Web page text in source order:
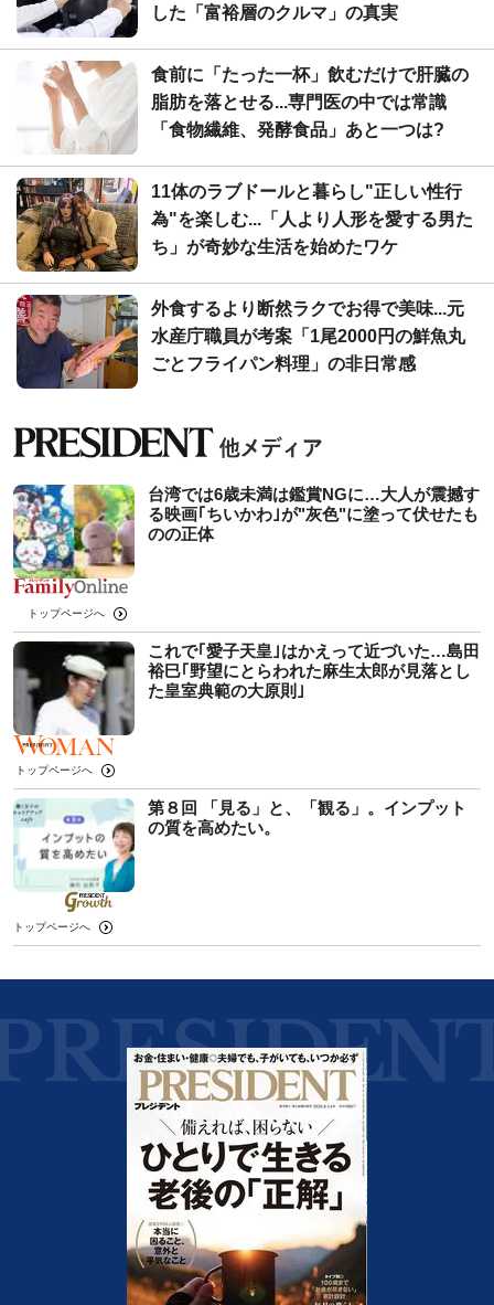
した「富裕層のクルマ」の真実
食前に「たった一杯」飲むだけで肝臓の
脂肪を落とせる...専門医の中では常識
「食物繊維、発酵食品」あと一つは?
11体のラブドールと暮らし"正しい性行
為"を楽しむ...「人より人形を愛する男た
ち」が奇妙な生活を始めたワケ
外食するより断然ラクでお得で美味...元
水産庁職員が考案「1尾2000円の鮮魚丸
ごとフライパン料理」の非日常感
台湾では6歳未満は鑑賞NGに…大人が震撼す
る映画｢ちいかわ｣が"灰色"に塗って伏せたも
のの正体
トップページへ
これで｢愛子天皇｣はかえって近づいた…島田
裕巳｢野望にとらわれた麻生太郎が見落とし
た皇室典範の大原則｣
トップページへ
第８回 「見る」と、「観る」。インプット
の質を高めたい。
トップページへ